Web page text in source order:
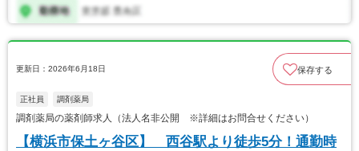
更新日：2026年6月18日 保存する
正社員 調剤薬局
調剤薬局の薬剤師求人（法人名非公開 ※詳細はお問合せください）
【横浜市保土ヶ谷区】 西谷駅より徒歩5分！通勤時